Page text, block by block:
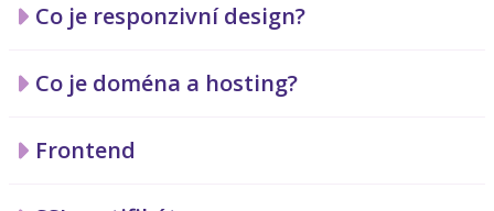
Co je responzivní design?
Co je doména a hosting?
Frontend